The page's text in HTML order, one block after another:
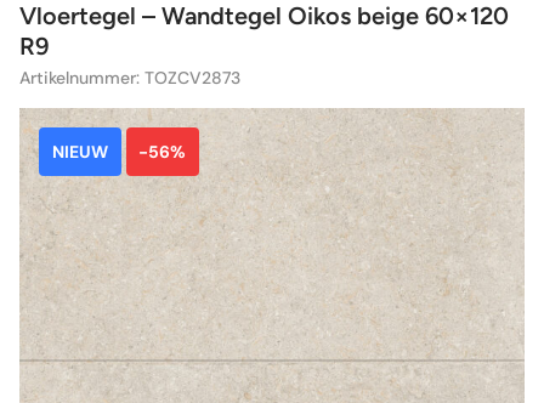
Vloertegel – Wandtegel Oikos beige 60×120
R9
Artikelnummer: TOZCV2873
NIEUW -56%